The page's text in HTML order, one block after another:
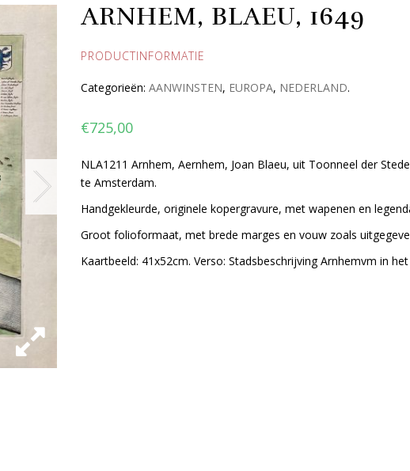
ARNHEM, BLAEU, 1649
PRODUCTINFORMATIE
Categorieën: AANWINSTEN, EUROPA, NEDERLAND.
€725,00
NLA1211 Arnhem, Aernhem, Joan Blaeu, uit Toonneel der
te Amsterdam.
Handgekleurde, originele kopergravure, met wapenen en
Groot folioformaat, met brede marges en vouw zoals
Kaartbeeld: 41x52cm. Verso: Stadsbeschrijving Arnhemvm in